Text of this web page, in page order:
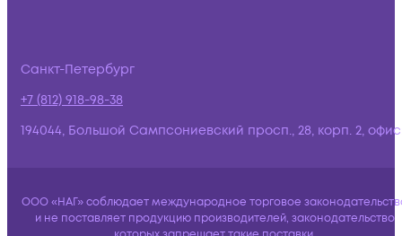
Санкт-Петербург
+7 (812) 918-98-38
194044, Большой Сампсониевский просп., 28, корп. 2,
ООО «НАГ» соблюдает международное торговое
и не поставляет продукцию производителей, законодательство